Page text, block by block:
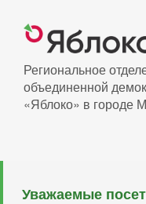
основному
Региональное
объединенной
«Яблоко» в городе
Уважаемые